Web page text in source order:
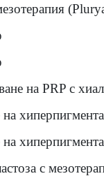
на PRP с
на
на
с